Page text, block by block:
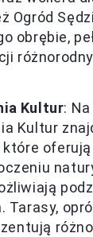
Ogród
obrębie,
Kultur:
Kultur
Tarasy,